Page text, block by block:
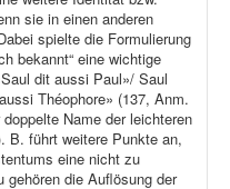
sie in einen anderen
spielte die Formulierung
bekannt“ eine wichtige
dit aussi Paul»/ Saul
Théophore» (137, Anm.
Name der leichteren
B. führt weitere Punkte an,
eine nicht zu
gehören die Auflösung der